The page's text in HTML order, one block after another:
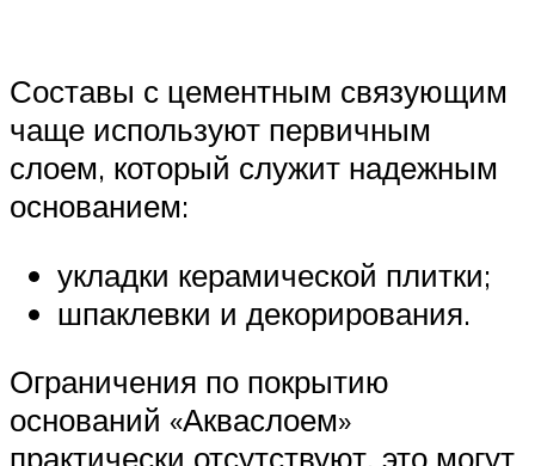
Составы с цементным связующим
чаще используют первичным
слоем, который служит надежным
основанием:
укладки керамической плитки;
шпаклевки и декорирования.
Ограничения по покрытию
оснований «Акваслоем»
практически отсутствуют, это могут